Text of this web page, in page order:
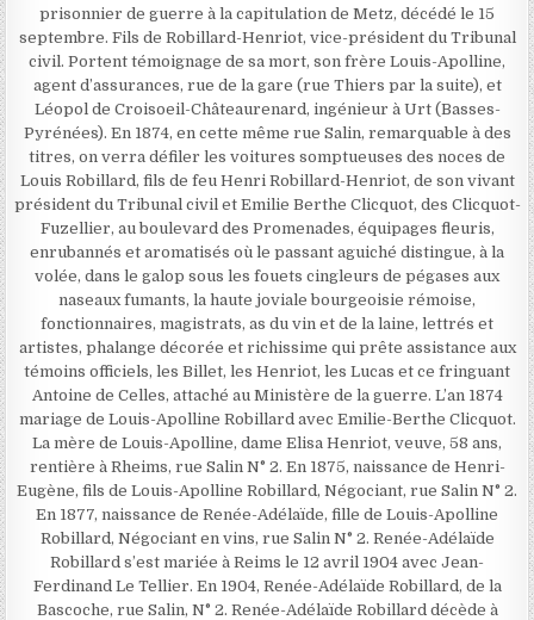
prisonnier de guerre à la capitulation de Metz, décédé le 15
septembre. Fils de Robillard-Henriot, vice-président du Tribunal
civil. Portent témoignage de sa mort, son frère Louis-Apolline,
agent d’assurances, rue de la gare (rue Thiers par la suite), et
Léopol de Croisoeil-Châteaurenard, ingénieur à Urt (Basses-
Pyrénées). En 1874, en cette même rue Salin, remarquable à des
titres, on verra défiler les voitures somptueuses des noces de
Louis Robillard, fils de feu Henri Robillard-Henriot, de son vivant
président du Tribunal civil et Emilie Berthe Clicquot, des Clicquot-
Fuzellier, au boulevard des Promenades, équipages fleuris,
enrubannés et aromatisés où le passant aguiché distingue, à la
volée, dans le galop sous les fouets cingleurs de pégases aux
naseaux fumants, la haute joviale bourgeoisie rémoise,
fonctionnaires, magistrats, as du vin et de la laine, lettrés et
artistes, phalange décorée et richissime qui prête assistance aux
témoins officiels, les Billet, les Henriot, les Lucas et ce fringuant
Antoine de Celles, attaché au Ministère de la guerre. L’an 1874
mariage de Louis-Apolline Robillard avec Emilie-Berthe Clicquot.
La mère de Louis-Apolline, dame Elisa Henriot, veuve, 58 ans,
rentière à Rheims, rue Salin N° 2. En 1875, naissance de Henri-
Eugène, fils de Louis-Apolline Robillard, Négociant, rue Salin N° 2.
En 1877, naissance de Renée-Adélaïde, fille de Louis-Apolline
Robillard, Négociant en vins, rue Salin N° 2. Renée-Adélaïde
Robillard s’est mariée à Reims le 12 avril 1904 avec Jean-
Ferdinand Le Tellier. En 1904, Renée-Adélaïde Robillard, de la
Bascoche, rue Salin, N° 2. Renée-Adélaïde Robillard décède à